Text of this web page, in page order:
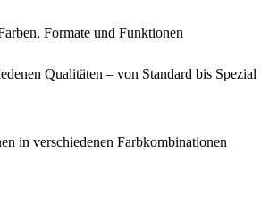
Formate und Funktionen
Qualitäten – von Standard bis Spezial
in verschiedenen Farbkombinationen